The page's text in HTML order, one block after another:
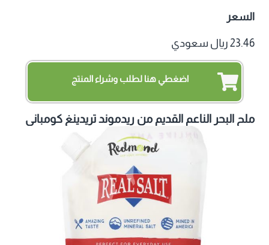
السعر
23.46 ريال سعودي
اضغطي هنا لطلب وشراء المنتج
ملح البحر الناعم القديم من ريدموند تريدينغ كومباني